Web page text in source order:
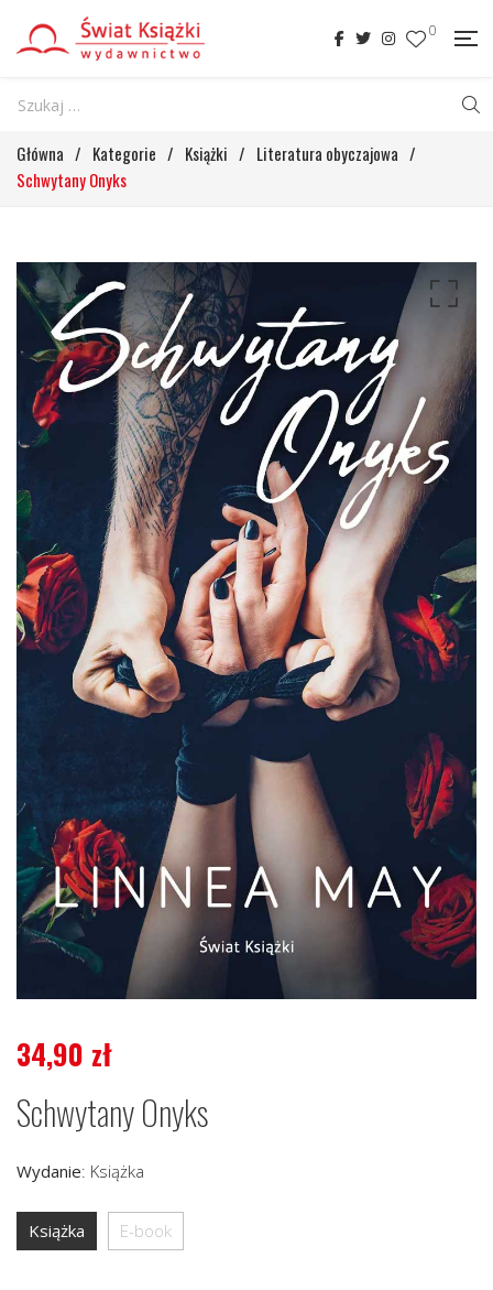
0
Główna / Kategorie / Książki / Literatura obyczajowa /
Schwytany Onyks
34,90 zł
Schwytany Onyks
Wydanie: Książka
Książka E-book